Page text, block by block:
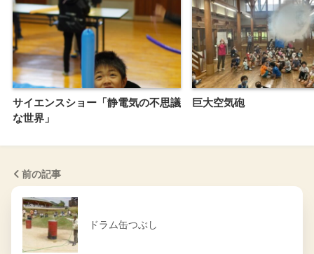
サイエンスショー「静電気の不思議
な世界」
巨大空気砲
前の記事
ドラム缶つぶし